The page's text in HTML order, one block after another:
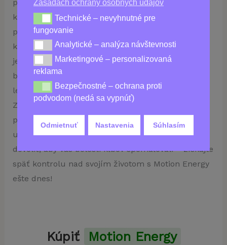
Zásadách ochrany osobných údajov
Technické – nevyhnutné pre fungovanie
Technické – nevyhnutné pre
fungovanie
Analytické – analýza návštevnosti
Analytické – analýza návštevnosti
Marketingové – personalizovaná reklama
Marketingové – personalizovaná
reklama
Bezpečnostné – ochrana proti podvodom (nedá sa
Bezpečnostné – ochrana proti
podvodom (nedá sa vypnúť)
Odmietnuť Nastavenia Súhlasím
prekaziť aj tie najvzrušujúcejšie dni. Ale nemusí,
keď je tu Motion Energy. Náš špeciálne vyvinutý
produkt má silu rýchlo a účinne zmierniť bolesť
kĺbov, aby ste mohli žiť bez pocitu, že každý krok
je ťažký boj. Vďaka prírodným zložkám je vysoko
bezpečný a ľahko stráviteľný, takže vám zostane
len rýchla úľava od nepríjemných bolestí kĺbov.
Zabudnite na dotieravé lekárske procedúry –
pohybová energia ponúka rovnaké účinky
upokojujúcim a jemným spôsobom! Prestaňte
dovoliť, aby vás bolesti kĺbov spomaľovali – získajte
späť kontrolu nad svojím životom s Motion Energy
ešte dnes!
Kúpiť Motion Energy